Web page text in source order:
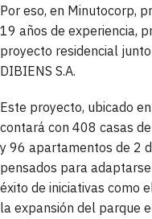
Por eso, en Minutocorp,
19 años de experiencia,
proyecto residencial
DIBIENS S.A.
Este proyecto, ubicado
contará con 408 casas
y 96 apartamentos de 2
pensados para
éxito de iniciativas como
la expansión del parque